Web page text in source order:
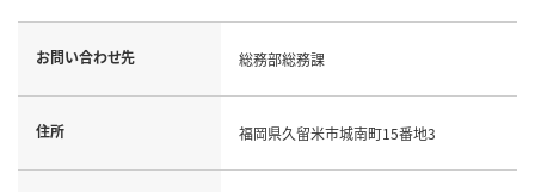
お問い合わせ先 総務部総務課
住所 福岡県久留米市城南町15番地3